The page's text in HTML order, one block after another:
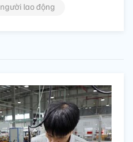
người lao động